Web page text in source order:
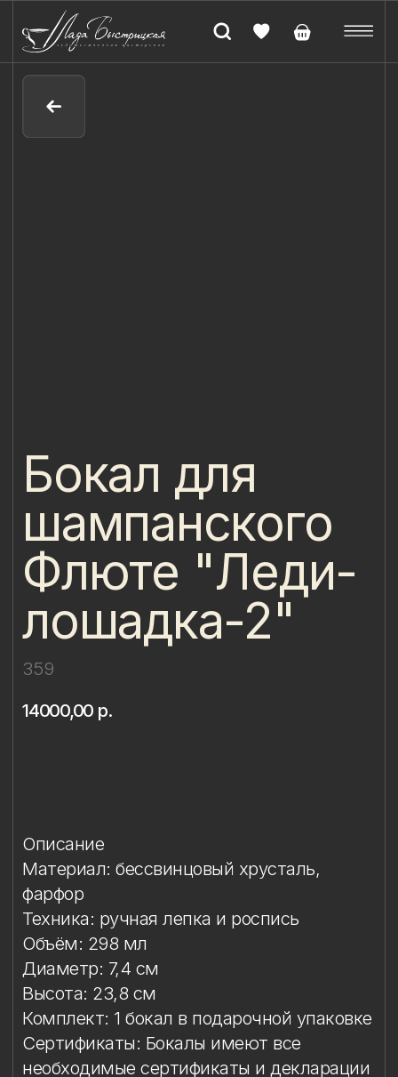
Флюте "Леди-
лошадка-2"
14000,00р.
Купить
Описание
фарфор
необходимые сертификаты и декларации
соответствия. Абсолютно безопасны в
использовании
Упаковка
Условия эксплуатации
Мойка
Особый уход
Сертификация и безопасность
Защита от повреждений
Особое внимание к
фарфоровому элементу